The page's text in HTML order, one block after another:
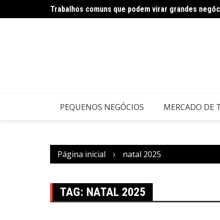
Trabalhos comuns que podem virar grandes
Carnaval impulsiona negócios criativos e serviços
PEQUENOS NEGÓCIOS MERCADO DE
Página inicial natal 2025
TAG: NATAL 2025